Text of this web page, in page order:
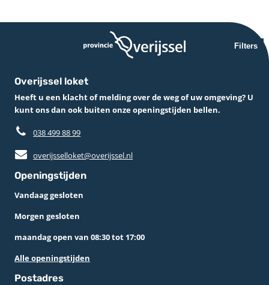
Filters
Overijssel loket
Heeft u een klacht of melding over de weg of uw omgeving? U
kunt ons dan ook buiten onze openingstijden bellen.
038 499 88 99
overijsselloket@overijssel.nl
Openingstijden
Vandaag gesloten
Morgen gesloten
maandag open van 08:30 tot 17:00
Alle openingstijden
Postadres